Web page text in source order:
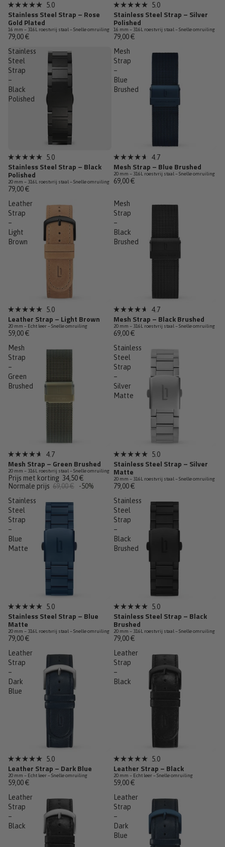
Beoordeeld
met
5.0
van
de
sterren
5.0
Stainless Steel Strap – Rose
Gold Plated
16 mm – 316L roestvrij staal – Snelle omruiling
79,00 €
Beoordeeld
met
5.0
van
de
sterren
5.0
Stainless Steel Strap – Silver
Polished
16 mm – 316L roestvrij staal – Snelle omruiling
79,00 €
Stainless
Steel
Strap
–
Black
Polished
Beoordeeld
met
5.0
van
de
sterren
5.0
Stainless Steel Strap – Black
Polished
20 mm – 316L roestvrij staal – Snelle omruiling
79,00 €
Mesh
Strap
–
Blue
Brushed
Beoordeeld
met
4.7
van
sterren
4.7
Mesh Strap – Blue Brushed
20 mm – 316L roestvrij staal – Snelle omruiling
69,00 €
Leather
Strap
–
Light
Brown
Beoordeeld
met
5.0
van
de
5
sterren
5.0
Leather Strap – Light Brown
20 mm – Echt leer – Snelle omruiling
59,00 €
Mesh
Strap
–
Black
Brushed
Beoordeeld
met
4.7
van
de
5
sterren
4.7
Mesh Strap – Black Brushed
20 mm – 316L roestvrij staal – Snelle omruiling
69,00 €
Mesh
Strap
–
Green
Brushed
Sale
Beoordeeld
met
4.7
van
de
sterren
4.7
Mesh Strap – Green Brushed
20 mm – 316L roestvrij staal – Snelle omruiling
Prijs met korting 34,50 €
Normale prijs 69,00 € -50%
Stainless
Steel
Strap
–
Silver
Matte
Beoordeeld
met
5.0
van
de
sterren
5.0
Stainless Steel Strap – Silver
Matte
20 mm – 316L roestvrij staal – Snelle omruiling
79,00 €
Stainless
Steel
Strap
–
Blue
Matte
Beoordeeld
met
5.0
van
de
sterren
5.0
Stainless Steel Strap – Blue
Matte
20 mm – 316L roestvrij staal – Snelle omruiling
79,00 €
Stainless
Steel
Strap
–
Black
Brushed
Beoordeeld
met
5.0
van
de
sterren
5.0
Stainless Steel Strap – Black
Brushed
20 mm – 316L roestvrij staal – Snelle omruiling
79,00 €
Leather
Strap
–
Dark
Blue
Beoordeeld
met
5.0
van
de
5
sterren
5.0
Leather Strap – Dark Blue
20 mm – Echt leer – Snelle omruiling
59,00 €
Leather
Strap
–
Black
Beoordeeld
met
5.0
van
de
5
sterren
5.0
Leather Strap – Black
20 mm – Echt leer – Snelle omruiling
59,00 €
Leather
Strap
–
Black
Leather
Strap
–
Dark
Blue